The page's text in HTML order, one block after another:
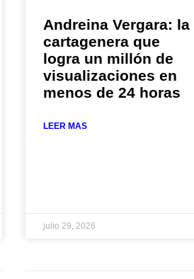
Andreina Vergara: la
cartagenera que
logra un millón de
visualizaciones en
menos de 24 horas
LEER MAS
julio 29, 2026